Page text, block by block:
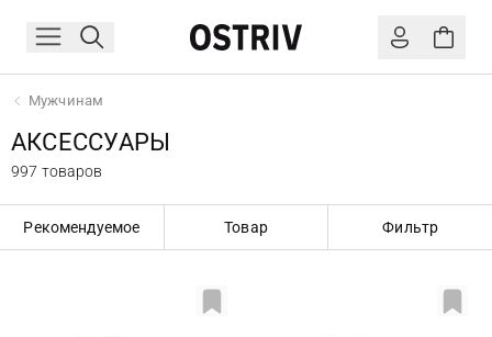
Мужчинам
АКСЕССУАРЫ
997 товаров
Рекомендуемое Товар Фильтр